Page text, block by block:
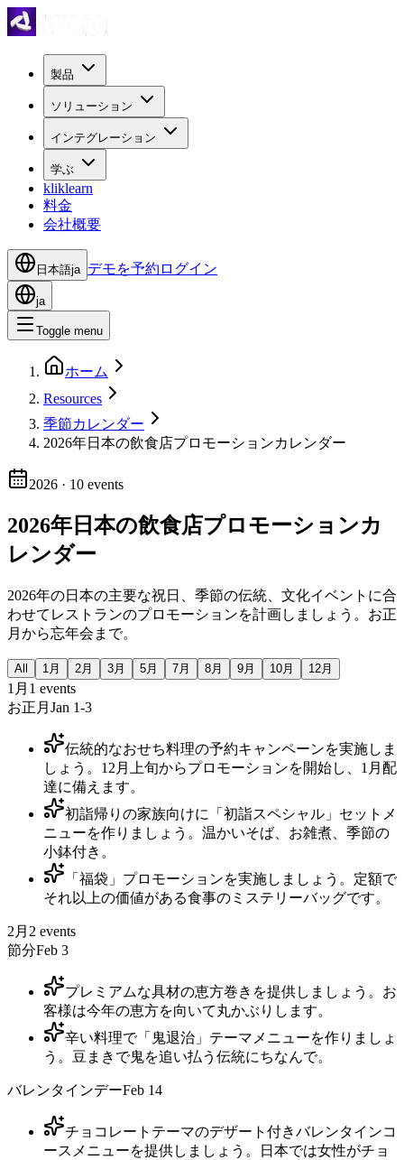
製品
ソリューション
インテグレーション
学ぶ
kliklearn
料金
会社概要
日本語ja デモを予約 ログイン
ja
Toggle menu
ホーム
Resources
季節カレンダー
2026年日本の飲食店プロモーションカレンダー
2026 · 10 events
2026年日本の飲食店プロモーションカ
レンダー
2026年の日本の主要な祝日、季節の伝統、文化イベントに合
わせてレストランのプロモーションを計画しましょう。お正
月から忘年会まで。
All 1月 2月 3月 5月 7月 8月 9月 10月 12月
1月 1 events
お正月 Jan 1-3
伝統的なおせち料理の予約キャンペーンを実施しま
しょう。12月上旬からプロモーションを開始し、1月配
達に備えます。
初詣帰りの家族向けに「初詣スペシャル」セットメ
ニューを作りましょう。温かいそば、お雑煮、季節の
小鉢付き。
「福袋」プロモーションを実施しましょう。定額で
それ以上の価値がある食事のミステリーバッグです。
2月 2 events
節分Feb 3
プレミアムな具材の恵方巻きを提供しましょう。お
客様は今年の恵方を向いて丸かぶりします。
辛い料理で「鬼退治」テーマメニューを作りましょ
う。豆まきで鬼を追い払う伝統にちなんで。
バレンタインデーFeb 14
チョコレートテーマのデザート付きバレンタインコ
ースメニューを提供しましょう。日本では女性がチョ